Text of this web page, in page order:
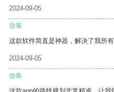
2024-09-05
游客
这款软件简直是神器，解决了我所有
2024-09-05
游客